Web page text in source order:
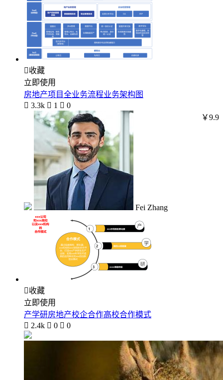
收藏
立即使用
房地产项目全业务流程业务架构图
 3.3k  1  0
Fei Zhang
￥9.9
收藏
立即使用
产学研房地产校企合作高校合作模式
 2.4k  0  0